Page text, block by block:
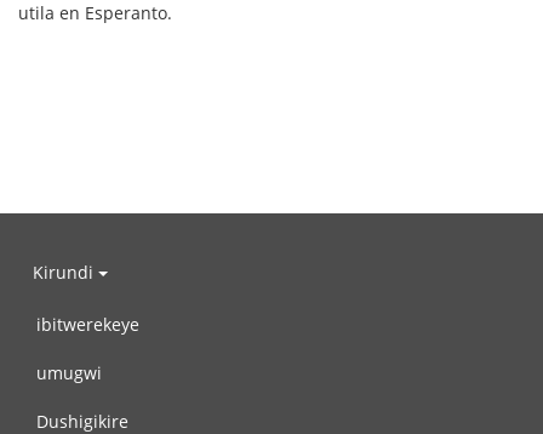
utila en Esperanto.
Kirundi
ibitwerekeye
umugwi
Dushigikire